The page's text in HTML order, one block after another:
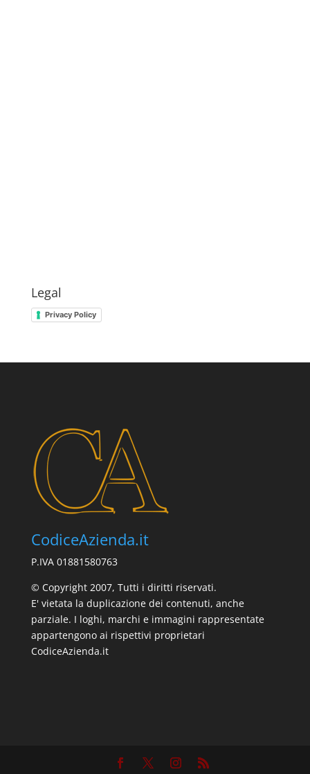
Legal
Privacy Policy
CodiceAzienda.it
P.IVA 01881580763
© Copyright 2007, Tutti i diritti riservati.
E' vietata la duplicazione dei contenuti, anche
parziale. I loghi, marchi e immagini rappresentate
appartengono ai rispettivi proprietari
CodiceAzienda.it